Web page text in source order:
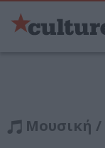
Μουσική /